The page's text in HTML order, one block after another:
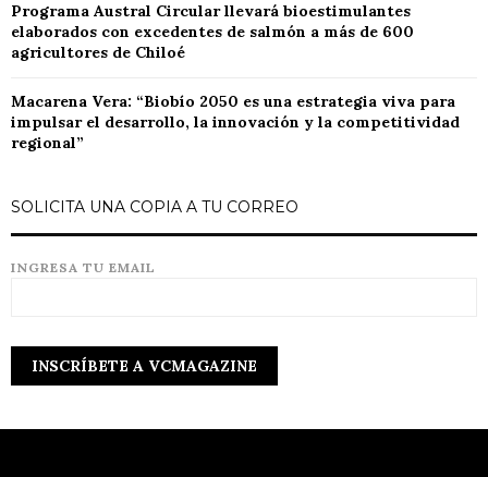
Programa Austral Circular llevará bioestimulantes
elaborados con excedentes de salmón a más de 600
agricultores de Chiloé
Macarena Vera: “Biobío 2050 es una estrategia viva para
impulsar el desarrollo, la innovación y la competitividad
regional”
SOLICITA UNA COPIA A TU CORREO
INGRESA TU EMAIL